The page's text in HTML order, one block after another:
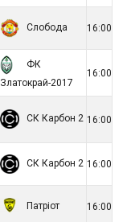
Слобода 16:00
ФК
Златокрай-2017
16:00
СК Карбон 2 16:00
СК Карбон 2 16:00
Патріот 16:00